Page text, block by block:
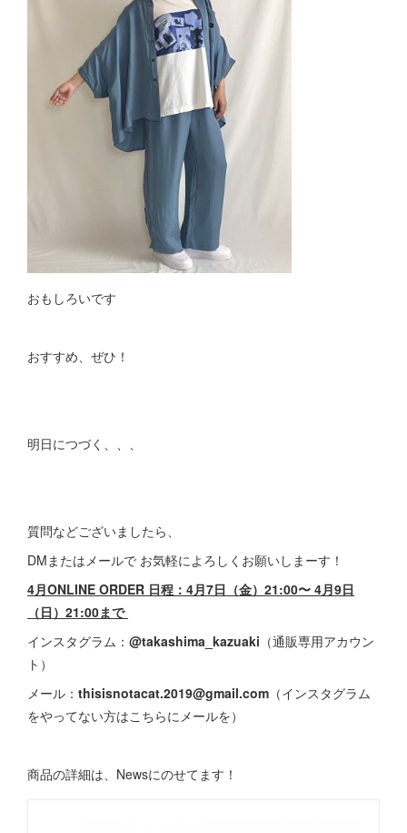
おもしろいです
おすすめ、ぜひ！
明日につづく、、、
質問などございましたら、
DMまたはメールで お気軽によろしくお願いしまーす！
4月ONLINE ORDER 日程：4月7日（金）21:00〜 4月9日
（日）21:00まで
インスタグラム： @takashima_kazuaki （通販専用アカウン
ト）
メール： thisisnotacat.2019@gmail.com （インスタグラム
をやってない方はこちらにメールを）
商品の詳細は、Newsにのせてます！